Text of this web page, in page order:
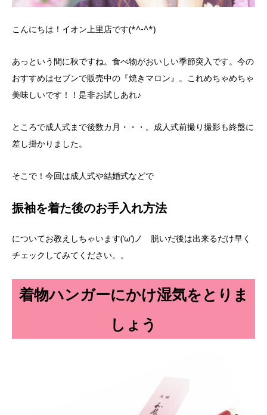
こんにちは！イオン上里店です(*^-^*)
あっという間に秋ですね。食べ物がおいしい季節突入です。今の
おすすめはセブンで販売中の『焼きマロン』。これめちゃめちゃ
美味しいです！！是非お試しあれ♪
ところで成人式まで後数カ月・・・。成人式前撮り撮影も終盤に
差し掛かりました。
そこで！今回は成人式や結婚式などで
振袖を着た後のお手入れ方法
についてお教えしちゃいます(‘ω’)ノ 脱いだ後は出来るだけ早く
チェックしてみてください。。
着物ハンガーにかけ湿気をとりま
しょう